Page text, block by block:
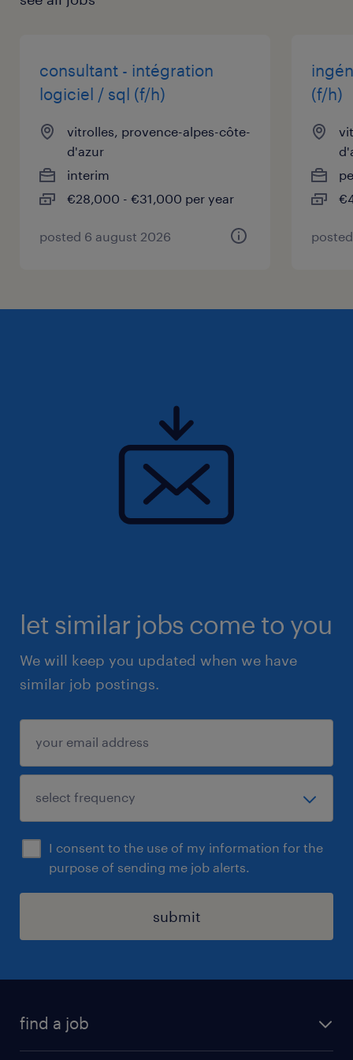
Technique (H/F)
consultant - intégration
logiciel / sql (f/h)
vitrolles, provence-alpes-côte-
d'azur
interim
€28,000 - €31,000 per year
posted 6 august 2026
(f/h)
let similar jobs come to you
We will keep you updated when we have
similar job postings.
I consent to the use of my information for the
purpose of sending me job alerts.
submit
find a job